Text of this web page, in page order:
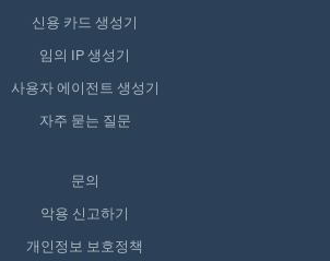
신용 카드 생성기
임의 IP 생성기
사용자 에이전트 생성기
자주 묻는 질문
문의
악용 신고하기
개인정보 보호정책